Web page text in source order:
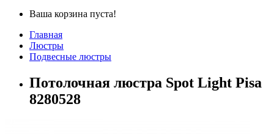
Ваша корзина пуста!
Главная
Люстры
Подвесные люстры
Потолочная люстра Spot Light Pisa
8280528